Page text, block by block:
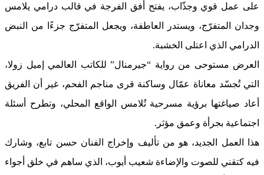
على عمل قوي وجذّاب، يفتح أفق الفرجة في قالب درامي يلامس
وجدان المتفرّج، ويستدر العاطفة، ويجعل المتفرّج جزءًا من النبض
الدرامي الذي اعتلى الخشبة.
العرض مستوحى من رواية “جيرمنال” للكاتب العالمي إميل زولا،
التي تُجسّد معاناة عمّال وساكنة قرى مناجم الفحم، غير أن الفريق
أعاد صياغتها برؤية مسرحية تُلامس الواقع المحلي، وتطرح أسئلة
اجتماعية بجرأة وعمق مؤثر.
هذا العمل الجديد، هو من تأليف وإخراج الفنان حسن تابع، وشارك
فيه كتقني للصوت والإضاءة شعيب أيوب، الذي ساهم في خلق أجواء